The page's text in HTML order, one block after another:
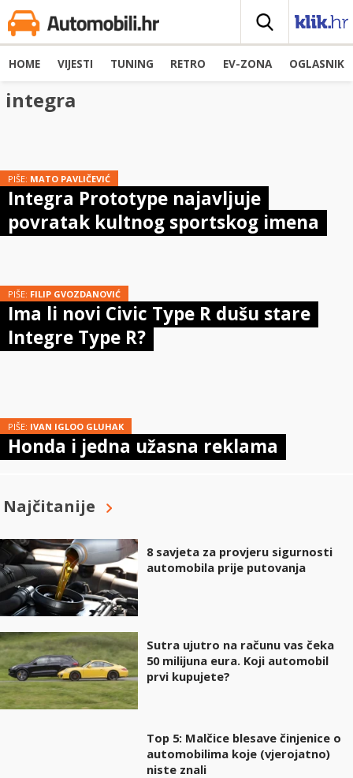
HOME VIJESTI TUNING RETRO EV-ZONA OGLASNIK
integra
PIŠE: MATO PAVLIČEVIĆ
Integra Prototype najavljuje
povratak kultnog sportskog imena
PIŠE: FILIP GVOZDANOVIĆ
Ima li novi Civic Type R dušu stare
Integre Type R?
PIŠE: IVAN IGLOO GLUHAK
Honda i jedna užasna reklama
Najčitanije
8 savjeta za provjeru sigurnosti
automobila prije putovanja
Sutra ujutro na računu vas čeka
50 milijuna eura. Koji automobil
prvi kupujete?
Top 5: Malčice blesave činjenice o
automobilima koje (vjerojatno)
niste znali